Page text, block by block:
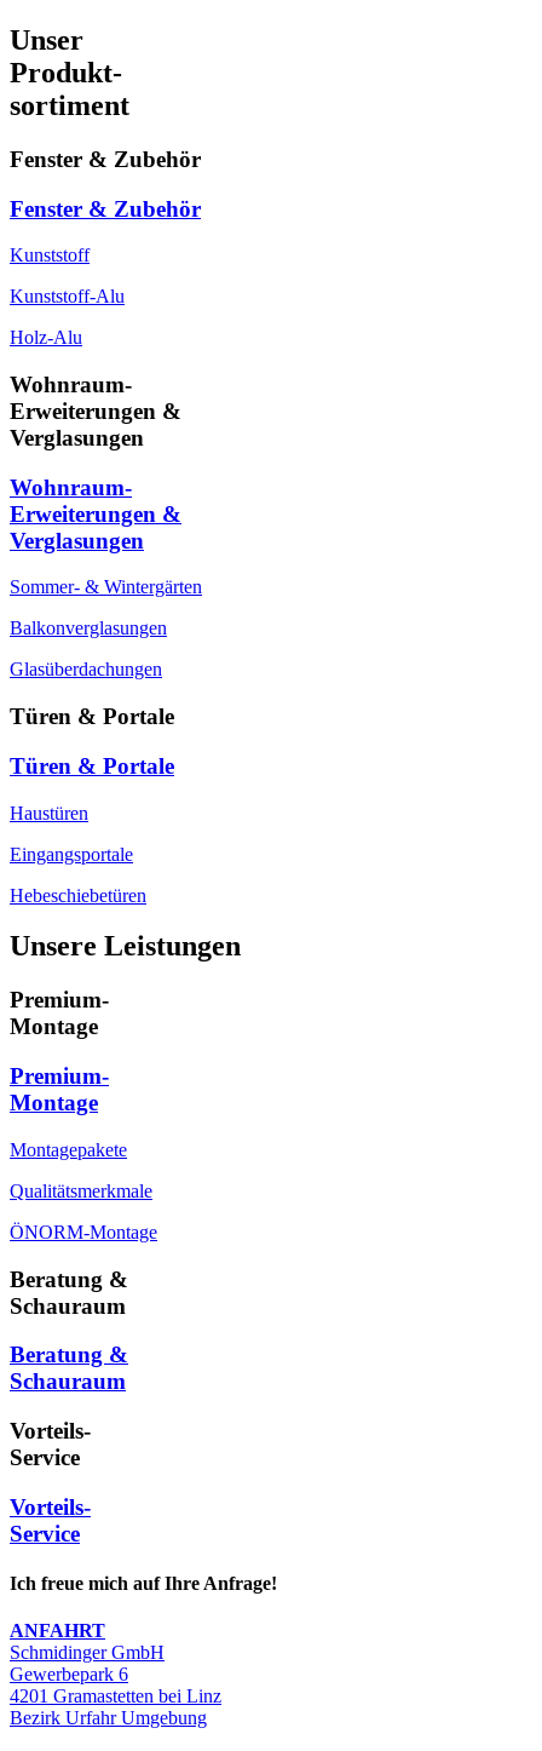
Unser
Produkt-
sortiment
Fenster & Zubehör
Fenster & Zubehör
Kunststoff
Kunststoff-Alu
Holz-Alu
Wohnraum-
Erweiterungen &
Verglasungen
Wohnraum-
Erweiterungen &
Verglasungen
Sommer- & Wintergärten
Balkonverglasungen
Glasüberdachungen
Türen & Portale
Türen & Portale
Haustüren
Eingangsportale
Hebeschiebetüren
Unsere Leistungen
Premium-
Montage
Premium-
Montage
Montagepakete
Qualitätsmerkmale
ÖNORM-Montage
Beratung &
Schauraum
Beratung &
Schauraum
Vorteils-
Service
Vorteils-
Service
Ich freue mich auf Ihre Anfrage!
ANFAHRT
Schmidinger GmbH
Gewerbepark 6
4201 Gramastetten bei Linz
Bezirk Urfahr Umgebung